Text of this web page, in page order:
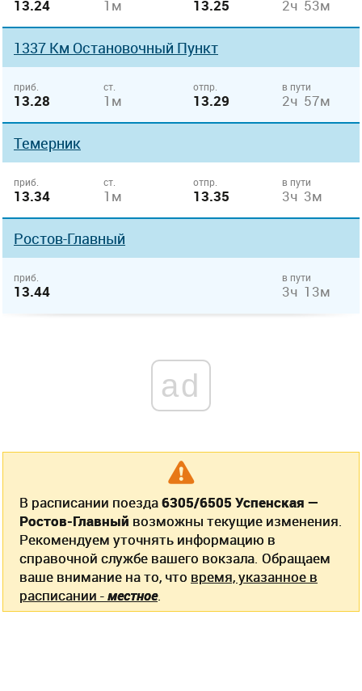
13.24 1м 13.25 2ч 53м
1337 Км Остановочный Пункт
приб.
13.28
ст.
1м
отпр.
13.29
в пути
2ч 57м
Темерник
приб.
13.34
ст.
1м
отпр.
13.35
в пути
3ч 3м
Ростов-Главный
приб.
13.44
в пути
3ч 13м
ad
В расписании поезда6305/6505 Успенская —
Ростов-Главный возможны текущие изменения.
Рекомендуем уточнять информацию в
справочной службе вашего вокзала. Обращаем
ваше внимание на то, что время, указанное в
расписании -местное.